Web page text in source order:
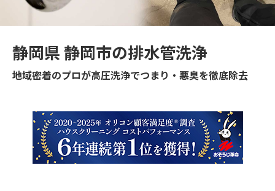
静岡県 静岡市の排水管洗浄
地域密着のプロが高圧洗浄でつまり・悪臭を徹底除去